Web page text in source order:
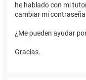
he hablado con mi
cambiar mi
¿Me pueden ayudar
Gracias.